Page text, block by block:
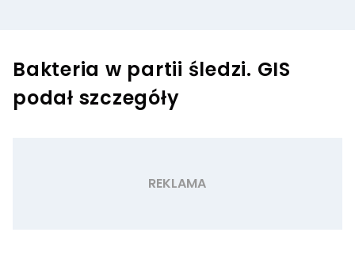
Bakteria w partii śledzi. GIS
podał szczegóły